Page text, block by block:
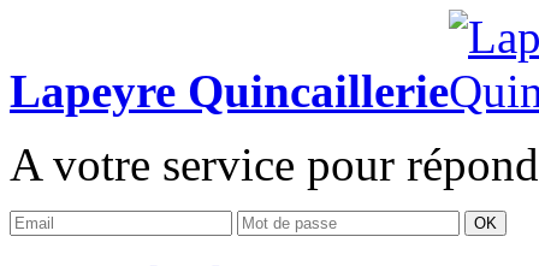
Lapeyre Quincaillerie
A votre service pour
OK